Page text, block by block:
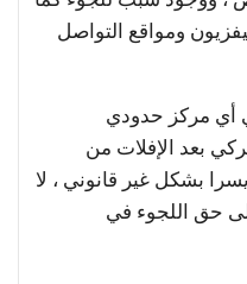
ومواقع التواصل
أي مركز حدودي
بعد الإفلات من
بشكل غير قانوني ، لا
حق اللجوء في